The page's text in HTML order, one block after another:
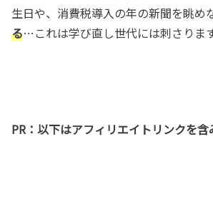
生日や、消費税導入の年の新聞を眺め
る…これは学び直し世代には刺さりま
PR：以下はアフィリエイトリンクを含